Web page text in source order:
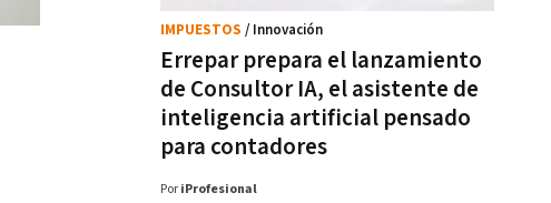
Errepar prepara el lanzamiento
de Consultor IA, el asistente de
inteligencia artificial pensado
para contadores
IMPUESTOS / Innovación
Por iProfesional